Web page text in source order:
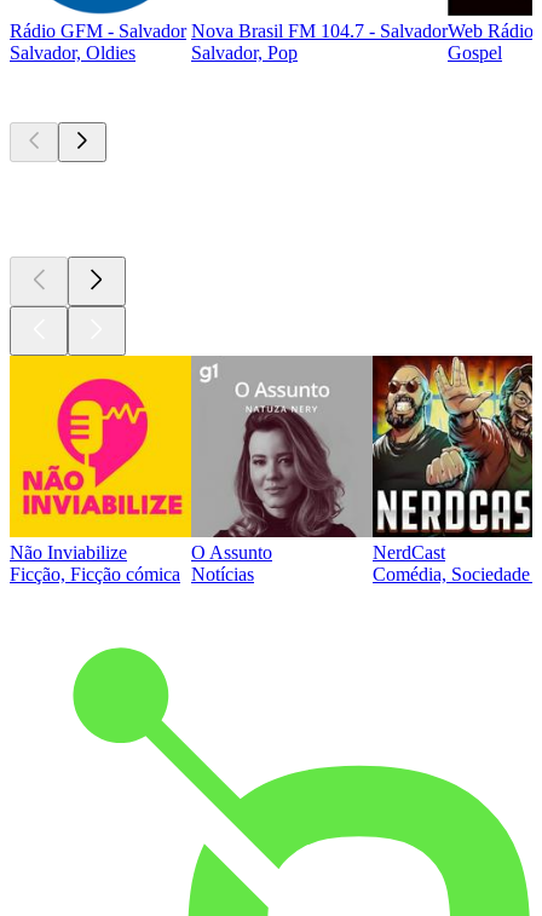
Rádio GFM - Salvador
Salvador, Oldies
Nova Brasil FM 104.7 - Salvador
Salvador, Pop
Web Rádio
Gospel
Não Inviabilize
Ficção, Ficção cómica
O Assunto
Notícias
NerdCast
Comédia, Sociedade